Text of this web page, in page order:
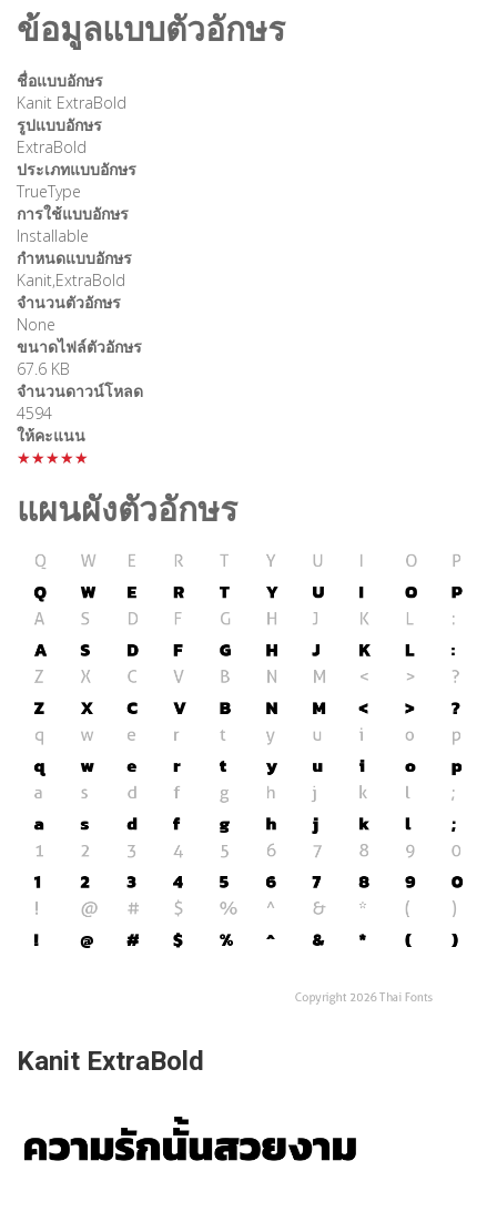
ข้อมูลแบบตัวอักษร
ชื่อแบบอักษร
Kanit ExtraBold
รูปแบบอักษร
ExtraBold
ประเภทแบบอักษร
TrueType
การใช้แบบอักษร
Installable
กำหนดแบบอักษร
Kanit,ExtraBold
จำนวนตัวอักษร
None
ขนาดไฟล์ตัวอักษร
67.6 KB
จำนวนดาวน์โหลด
4594
ให้คะแนน
★★★★★
แผนผังตัวอักษร
Kanit ExtraBold